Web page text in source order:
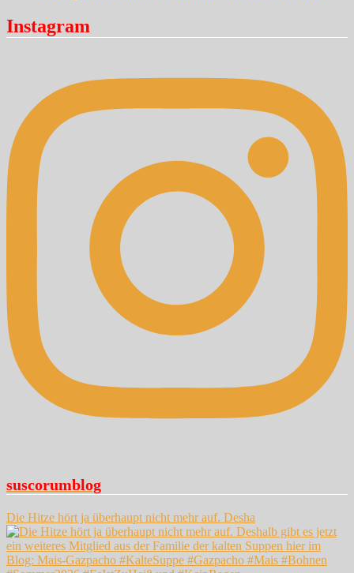
Instagram
suscorumblog
Die Hitze hört ja überhaupt nicht mehr auf. Desha